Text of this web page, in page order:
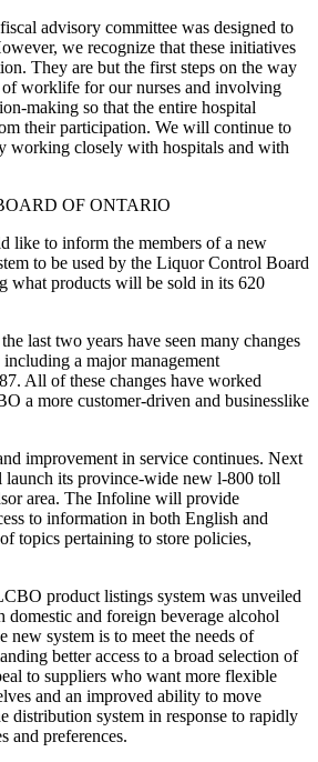
advisory committee was designed to
we recognize that these initiatives
They are but the first steps on the way
worklife for our nurses and involving
making so that the entire hospital
their participation. We will continue to
working closely with hospitals and with
OF ONTARIO
like to inform the members of a new
to be used by the Liquor Control Board
what products will be sold in its 620
last two years have seen many changes
a major management
All of these changes have worked
a more customer-driven and businesslike
improvement in service continues. Next
its province-wide new l-800 toll
area. The Infoline will provide
to information in both English and
topics pertaining to store policies,
product listings system was unveiled
domestic and foreign beverage alcohol
new system is to meet the needs of
better access to a broad selection of
to suppliers who want more flexible
and an improved ability to move
distribution system in response to rapidly
and preferences.